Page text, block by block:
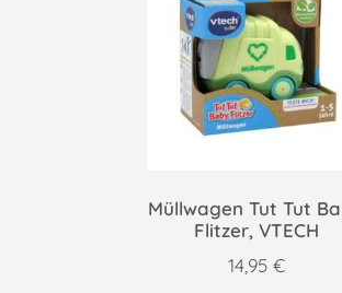
Müllwagen Tut Tut
Flitzer, VTECH
14,95 €